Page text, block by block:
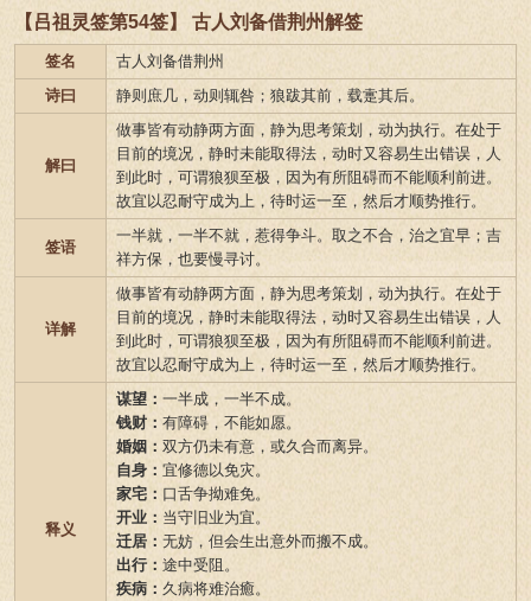
【吕祖灵签第54签】 古人刘备借荆州解签
签名
古人刘备借荆州
诗曰
静则庶几，动则辄咎；狼跋其前，载疐其后。
解曰
做事皆有动静两方面，静为思考策划，动为执行。在处于
目前的境况，静时未能取得法，动时又容易生出错误，人
到此时，可谓狼狈至极，因为有所阻碍而不能顺利前进。
故宜以忍耐守成为上，待时运一至，然后才顺势推行。
签语
一半就，一半不就，惹得争斗。取之不合，治之宜早；吉
祥方保，也要慢寻讨。
详解
做事皆有动静两方面，静为思考策划，动为执行。在处于
目前的境况，静时未能取得法，动时又容易生出错误，人
到此时，可谓狼狈至极，因为有所阻碍而不能顺利前进。
故宜以忍耐守成为上，待时运一至，然后才顺势推行。
释义
谋望： 一半成，一半不成。
钱财： 有障碍，不能如愿。
婚姻： 双方仍未有意，或久合而离异。
自身： 宜修德以免灾。
家宅： 口舌争拗难免。
开业： 当守旧业为宜。
迁居： 无妨，但会生出意外而搬不成。
出行： 途中受阻。
疾病： 久病将难治癒。